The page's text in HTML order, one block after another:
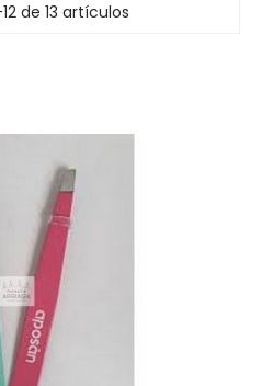
de 13 artículos